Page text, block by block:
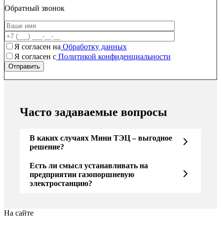
Обратный звонок
Я согласен на Обработку данных
Я согласен c Политикой конфиденциальности
Часто задаваемые вопросы
В каких случаях Мини ТЭЦ – выгодное
решение?
Есть ли смысл устанавливать на
предприятии газопоршневую
электростанцию?
На сайте